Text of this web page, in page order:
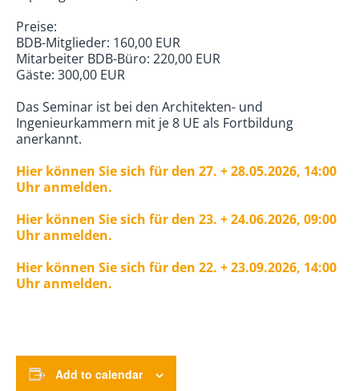
Preise:
BDB-Mitglieder: 160,00 EUR
Mitarbeiter BDB-Büro: 220,00 EUR
Gäste: 300,00 EUR
Das Seminar ist bei den Architekten- und
Ingenieurkammern mit je 8 UE als Fortbildung
anerkannt.
Hier können Sie sich für den 27. + 28.05.2026, 14:00
Uhr anmelden.
Hier können Sie sich für den 23. + 24.06.2026, 09:00
Uhr anmelden.
Hier können Sie sich für den 22. + 23.09.2026, 14:00
Uhr anmelden.
Add to calendar